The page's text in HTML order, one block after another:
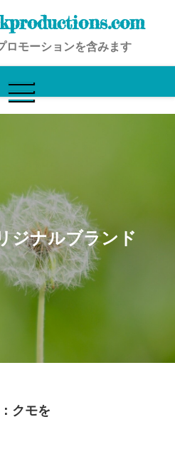
モーションを含みます
ジナルブランド
クモを